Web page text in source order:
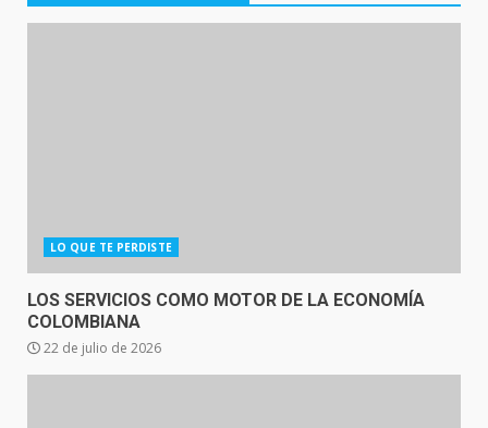
LO QUE TE PERDISTE
LOS SERVICIOS COMO MOTOR DE LA ECONOMÍA
COLOMBIANA
22 de julio de 2026